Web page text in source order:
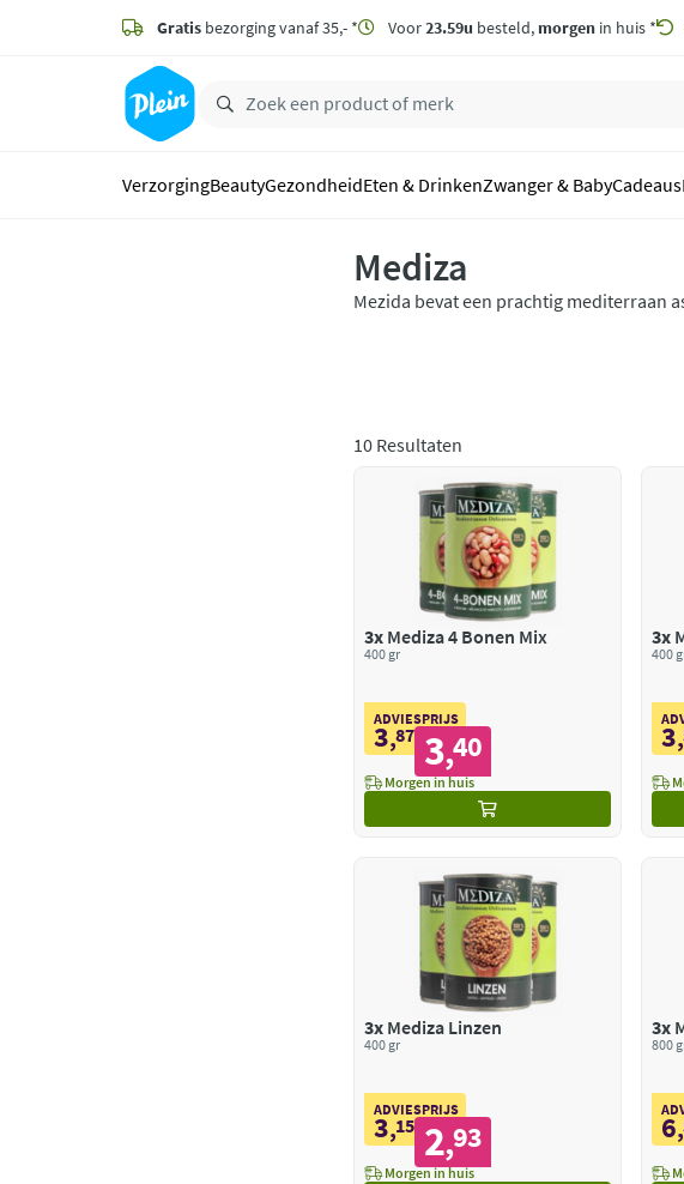
zoeken
hoofdinhoud
Gratis bezorging vanaf 35,- * Voor23.59u besteld, morgen in huis *
VerzorgingBeautyGezondheidEten & DrinkenZwanger & BabyCadeaus
Mediza
Mezida bevat een prachtig mediterraan
10 Resultaten
3xMediza 4 Bonen Mix
400 gr
ADVIESPRIJS
3,87 3,40
Morgen in huis
3x
400
3,
3xMediza Linzen
400 gr
ADVIESPRIJS
3,15 2,93
Morgen in huis
3x
800
6,